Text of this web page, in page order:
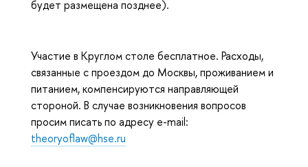
будет размещена позднее).
Участие в Круглом столе бесплатное. Расходы,
связанные с проездом до Москвы, проживанием и
питанием, компенсируются направляющей
стороной. В случае возникновения вопросов
просим писать по адресу е-mail:
theoryoflaw@hse.ru